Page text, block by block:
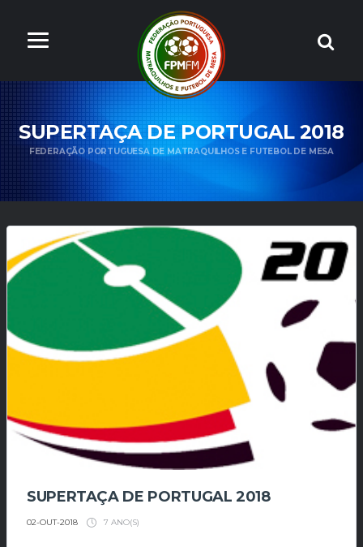
SUPERTAÇA DE PORTUGAL 2018
FEDERAÇÃO PORTUGUESA DE MATRAQUILHOS E FUTEBOL DE MESA
SUPERTAÇA DE PORTUGAL 2018
02-OUT-2018 7 ANO(S)